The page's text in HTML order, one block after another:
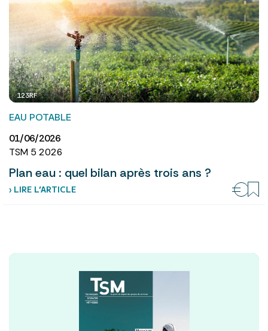
123RF
EAU POTABLE
01/06/2026
TSM 5 2026
Plan eau : quel bilan après trois ans ?
› LIRE L’ARTICLE